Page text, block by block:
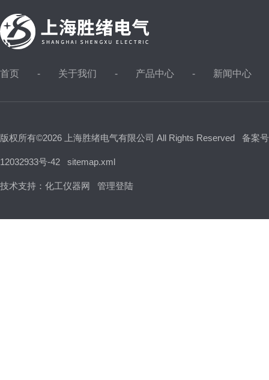
首页 关于我们 产品中心 新闻中心
版权所有©2026 上海胜绪电气有限公司 All Rights Reserved 备案
12032933号-42 sitemap.xml
技术支持： 化工仪器网 管理登陆